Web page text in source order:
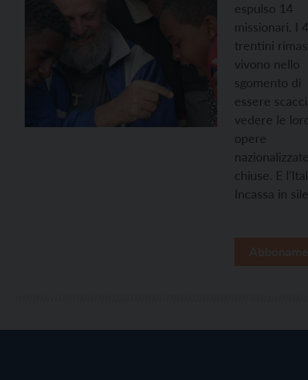
espulso 14
missionari. I 4
trentini
vivono nello
sgomento di
essere
vedere le
opere
chiuse. E
Incassa in